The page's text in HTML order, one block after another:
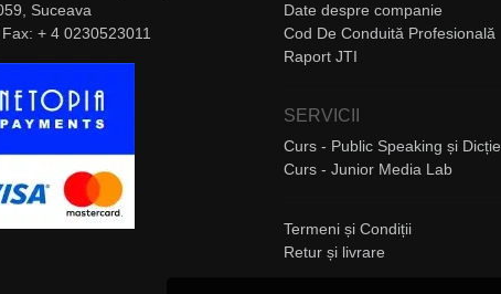
Suceava
+ 4 0230523011
Date despre companie
Cod De Conduită Profesională
Raport JTI
SERVICII
Curs - Public Speaking și Dicție
Curs - Junior Media Lab
Termeni și Condiții
Retur și livrare